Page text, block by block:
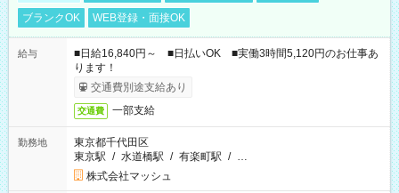
ブランクOK
WEB登録・面接OK
給与
■日給16,840円～ ■日払いOK ■実働3時間5,120円のお仕事あ
ります！
交通費別途支給あり
交通費 一部支給
勤務地
東京都千代田区
東京駅 / 水道橋駅 / 有楽町駅 / …
株式会社マッシュ